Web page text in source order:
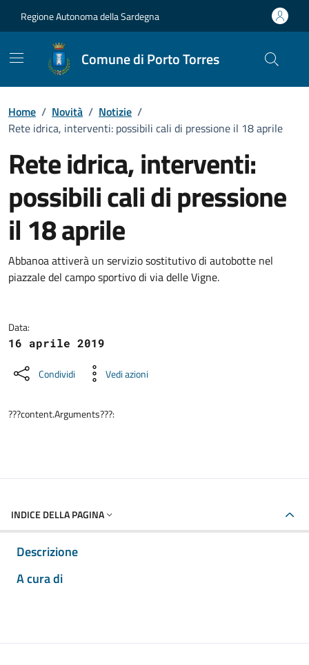
Regione Autonoma della Sardegna
Comune di Porto Torres
Home / Novità / Notizie /
Rete idrica, interventi: possibili cali di pressione il 18 aprile
Rete idrica, interventi:
possibili cali di pressione
il 18 aprile
Dettagli della notizia
Abbanoa attiverà un servizio sostitutivo di autobotte nel
piazzale del campo sportivo di via delle Vigne.
Data:
16 aprile 2019
Condividi Vedi azioni
???content.Arguments???:
INDICE DELLA PAGINA
Descrizione
A cura di